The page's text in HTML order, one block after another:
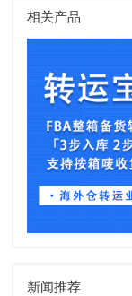
相关产品
新闻推荐